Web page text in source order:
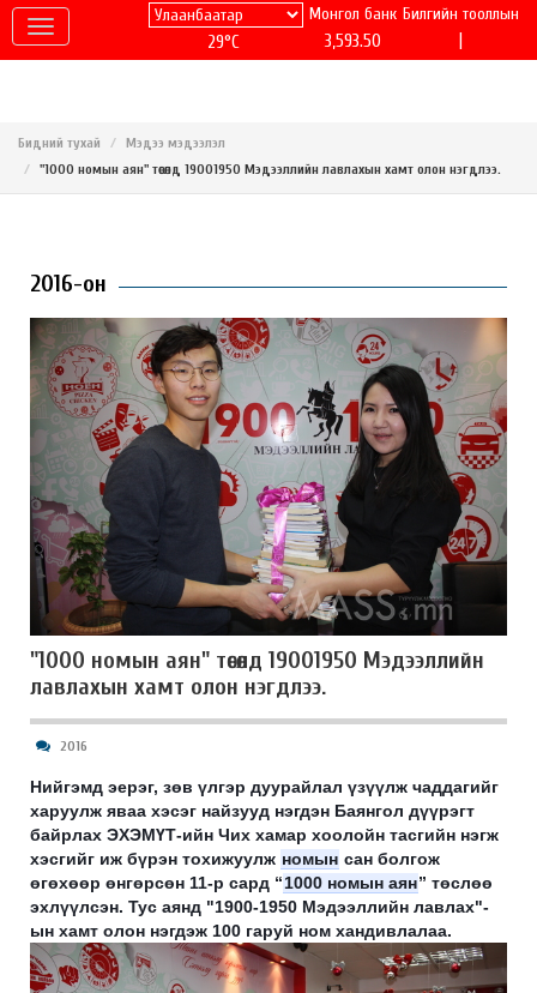
29°C
Монгол банк
3,593.50
Билгийн тооллын
Бидний тухай
Мэдээ мэдээлэл
"1000 номын аян" төсөлд 19001950 Мэдээллийн лавлахын хамт олон нэгдлээ.
2016-он
"1000 номын аян" төсөлд 19001950 Мэдээллийн
лавлахын хамт олон нэгдлээ.
2016
Нийгэмд эерэг, зөв үлгэр дуурайлал үзүүлж чаддагийг
харуулж яваа хэсэг найзууд нэгдэн Баянгол дүүрэгт
байрлах ЭХЭМҮТ-ийн Чих хамар хоолойн тасгийн нэгж
хэсгийг иж бүрэн тохижуулж номын сан болгож
өгөхөөр өнгөрсөн 11-р сард “1000 номын аян” төслөө
эхлүүлсэн. Тус аянд "1900-1950 Мэдээллийн лавлах"-
ын хамт олон нэгдэж 100 гаруй ном хандивлалаа.